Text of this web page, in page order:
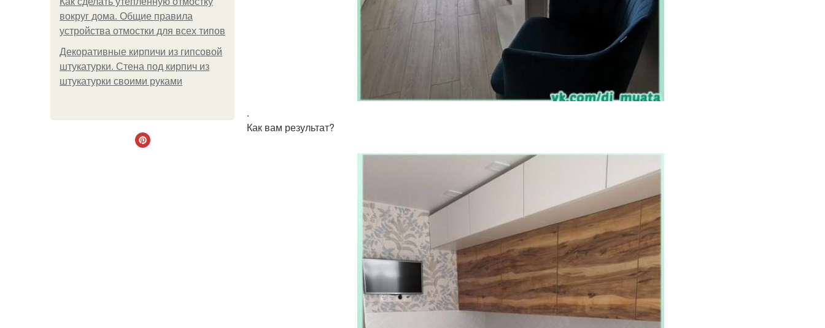
вокруг дома. Общие правила
устройства отмостки для всех типов
Декоративные кирпичи из гипсовой
штукатурки. Стена под кирпич из
штукатурки своими руками
.
Как вам результат?